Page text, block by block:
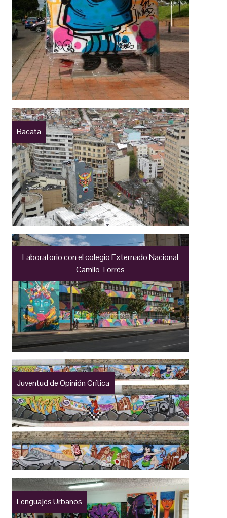
Bacata
Laboratorio con el colegio Externado Nacional
Camilo Torres
Juventud de Opinión Crítica
Lenguajes Urbanos